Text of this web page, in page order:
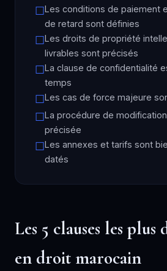
Les conditions de paiement
de retard sont définies
Les droits de propriété
livrables sont précisés
La clause de confidentialité
temps
Les cas de force majeure
La procédure de
précisée
Les annexes et tarifs sont
datés
Les 5 clauses les plus
en droit marocain